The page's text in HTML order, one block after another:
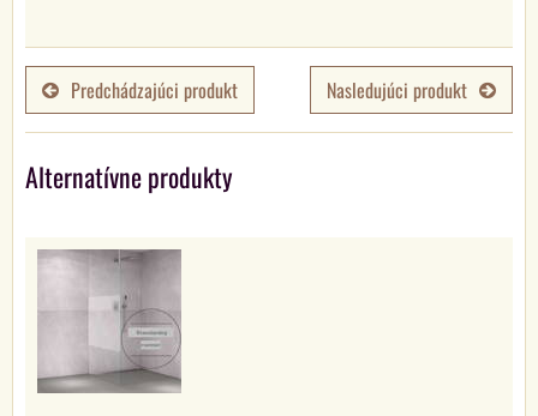
Predchádzajúci produkt Nasledujúci produkt
Alternatívne produkty